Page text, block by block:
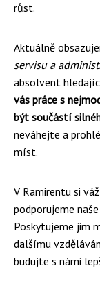
růst.
Aktuálně
servisu a
absolvent
vás práce s
být součástí
neváhejte a
míst.
V Ramirentu si
podporujeme
Poskytujeme jim
dalšímu
budujte s námi